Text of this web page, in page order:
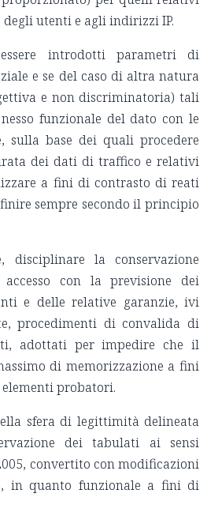
utenti e agli indirizzi IP.
introdotti parametri di
e se del caso di altra natura
e non discriminatoria) tali
funzionale del dato con le
sulla base dei quali procedere
dei dati di traffico e relativi
a fini di contrasto di reati
sempre secondo il principio
disciplinare la conservazione
con la previsione dei
e delle relative garanzie, ivi
procedimenti di convalida di
adottati per impedire che il
di memorizzazione a fini
probatori.
sfera di legittimità delineata
dei tabulati ai sensi
convertito con modificazioni
in quanto funzionale a fini di